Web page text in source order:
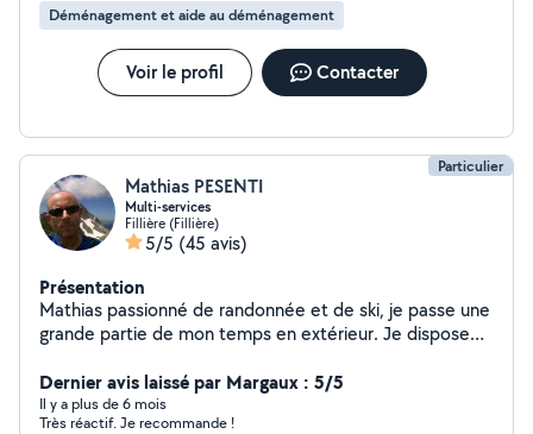
Déménagement et aide au déménagement
Voir le profil Contacter
Particulier
Mathias PESENTI
Multi-services
Fillière (Fillière)
5/5 (45 avis)
Présentation
Mathias passionné de randonnée et de ski, je passe une
grande partie de mon temps en extérieur. Je dispose
nombre de demandes. Aucune hésitation à me
demander une prestation.
Dernier avis laissé par Margaux : 5/5
Il y a plus de 6 mois
Très réactif. Je recommande !